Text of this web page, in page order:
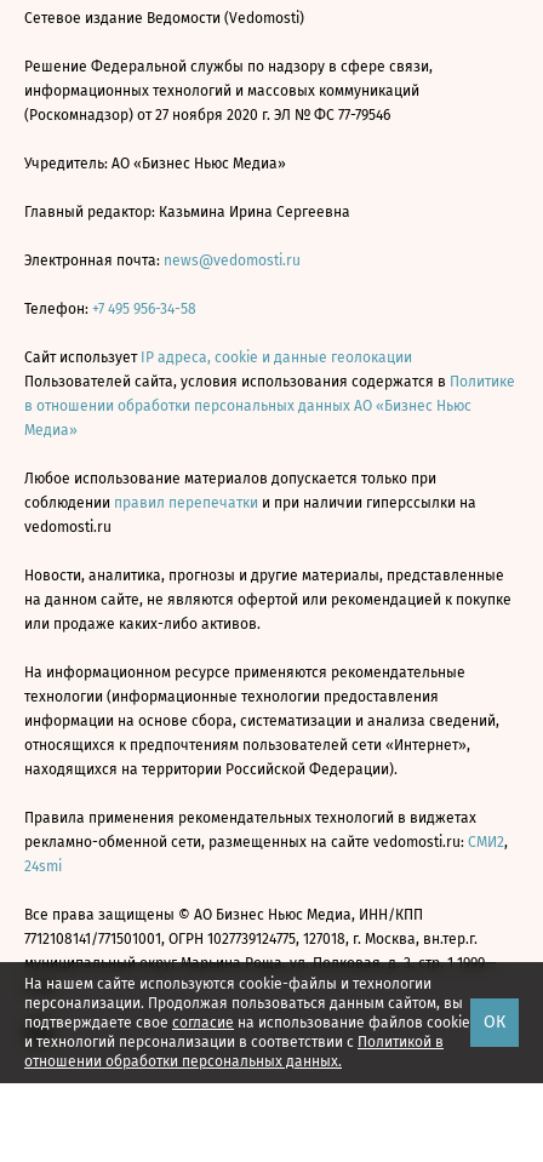
На нашем сайте используются cookie-файлы и технологии
персонализации. Продолжая пользоваться данным сайтом, вы
подтверждаете свое согласие на использование файлов cookie
и технологий персонализации в соответствии с Политикой в
отношении обработки персональных данных.
ОК
Сетевое издание Ведомости (Vedomosti)
Решение Федеральной службы по надзору в сфере связи,
информационных технологий и массовых коммуникаций
(Роскомнадзор) от 27 ноября 2020 г. ЭЛ № ФС 77-79546
Учредитель: АО «Бизнес Ньюс Медиа»
Главный редактор: Казьмина Ирина Сергеевна
Электронная почта: news@vedomosti.ru
Телефон: +7 495 956-34-58
Сайт использует IP адреса, cookie и данные геолокации
Пользователей сайта, условия использования содержатся в Политике
в отношении обработки персональных данных АО «Бизнес Ньюс
Медиа»
Любое использование материалов допускается только при
соблюдении правил перепечатки и при наличии гиперссылки на
vedomosti.ru
Новости, аналитика, прогнозы и другие материалы, представленные
на данном сайте, не являются офертой или рекомендацией к покупке
или продаже каких-либо активов.
На информационном ресурсе применяются рекомендательные
технологии (информационные технологии предоставления
информации на основе сбора, систематизации и анализа сведений,
относящихся к предпочтениям пользователей сети «Интернет»,
находящихся на территории Российской Федерации).
Правила применения рекомендательных технологий в виджетах
рекламно-обменной сети, размещенных на сайте vedomosti.ru: СМИ2,
24smi
Все права защищены © АО Бизнес Ньюс Медиа, ИНН/КПП
7712108141/771501001, ОГРН 1027739124775, 127018, г. Москва, вн.тер.г.
муниципальный округ Марьина Роща, ул. Полковая, д. 3, стр. 1 1999—
2026